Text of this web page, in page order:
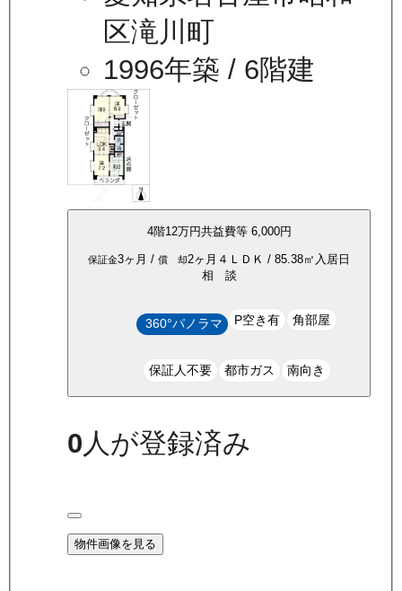
区滝川町
1996年築 / 6階建
4階12万円共益費等 6,000円
保証金3ヶ月 / 償 却2ヶ月 ４ＬＤＫ / 85.38㎡ 入居日
相 談
360°パノラマ P空き有 角部屋
保証人不要 都市ガス 南向き
0人が登録済み
物件画像を見る